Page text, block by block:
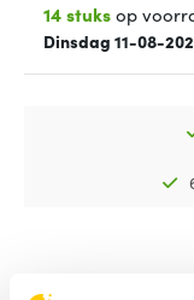
14 stuksop
Dinsdag 11-08-